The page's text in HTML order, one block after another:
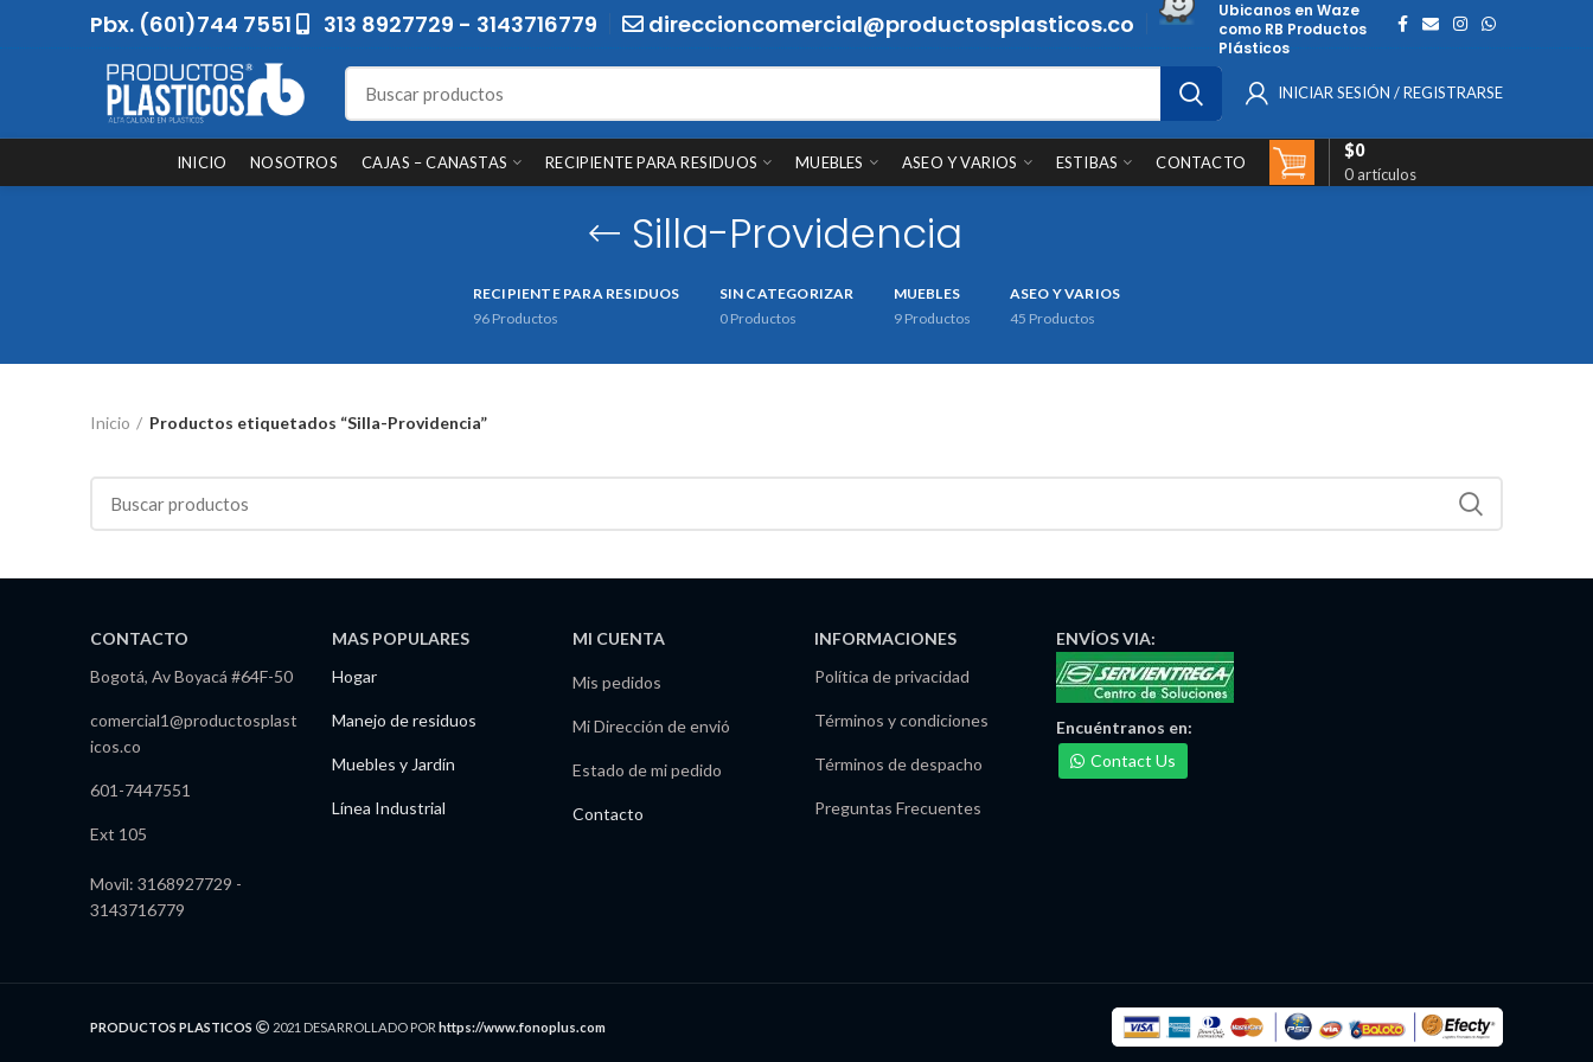
Pbx. (601)744 7551 313 8927729 - 3143716779 direccioncomercial@productosplasticos.co
Ubicanos en Waze
como RB Productos
Plásticos
INICIAR SESIÓN / REGISTRARSE
INICIO NOSOTROS CAJAS – CANASTAS RECIPIENTE PARA RESIDUOS MUEBLES ASEO Y VARIOS ESTIBAS CONTACTO
0 artículos
$0
Silla-Providencia
RECIPIENTE PARA RESIDUOS
96 Productos
SIN CATEGORIZAR
0 Productos
MUEBLES
9 Productos
ASEO Y VARIOS
45 Productos
Inicio Productos etiquetados “Silla-Providencia”
CONTACTO
Bogotá, Av Boyacá #64F-50
comercial1@productosplast
icos.co
601-7447551
Ext 105
Movil: 3168927729 -
3143716779
MAS POPULARES
Hogar
Manejo de residuos
Muebles y Jardín
Línea Industrial
MI CUENTA
Mis pedidos
Mi Dirección de envió
Estado de mi pedido
Contacto
INFORMACIONES
Política de privacidad
Términos y condiciones
Términos de despacho
Preguntas Frecuentes
ENVÍOSVIA:
Encuéntranos en:
Contact Us
PRODUCTOS PLASTICOS 2021 DESARROLLADO POR https://www.fonoplus.com